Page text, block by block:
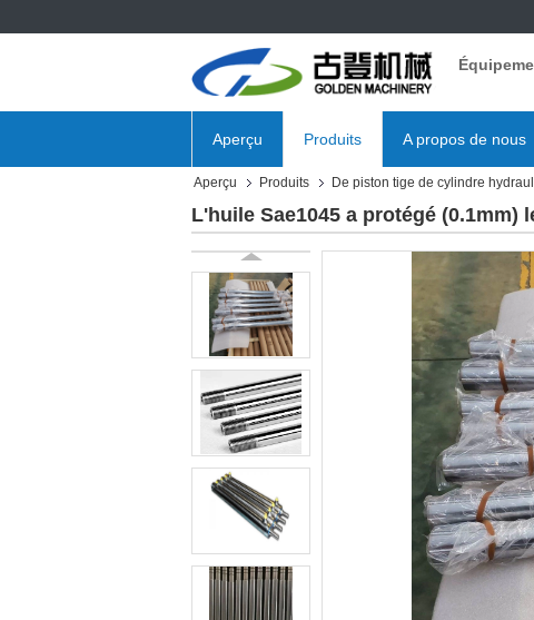
Aperçu Produits A propos de nous
Aperçu Produits De piston tige de cylindre
L'huile Sae1045 a protégé